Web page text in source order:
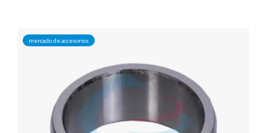
mercado de accesorios